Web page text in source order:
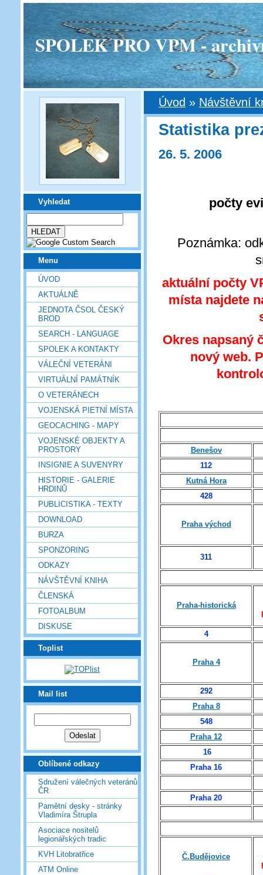
SPOLEK PRO VPM -
Vyhledat
Menu
ÚVOD
AKTUÁLNĚ
JEDNOTA ČSOL ČESKÝ
BROD
SEARCH - LANGUAGE
SPOLEK A KONTAKTY
VÁLEČNÍ VETERÁNI
VIRTUÁLNÍ PAMÁTNÍK
O VETERÁNECH
VOJENSKÁ PIETNÍ MÍSTA
GEOCACHING - MAPY
VOJENSKÉ OBJEKTY A
PROSTORY
INSIGNIE A SUVENYRY
HISTORIE - GALERIE
HRDINŮ
PUBLICISTIKA - TEXTY
DOWNLOAD
BURZA
SPONZORING
ODKAZY
NÁVŠTĚVNÍ KNIHA
ČLENSKÁ
FOTOALBUM
DISKUSE
Toplist
Mail list
Oblíbené odkazy
Sdružení válečných veteránů
ČR
Pamětní desky - stránky
Vladimíra Štrupla
Asociace nositelů
legionářských tradic
KVH Litobratřice
ATM Online
Úvod » Návštěvní
Statistika
26. 5. 2006
počty
Poznámka:
aktuální počty
místa najdete
Okres napsaný
nový web.
Benešov
112
Kutná Hora
428
Praha východ
311
Praha-historická
4
Praha 4
292
Praha 8
548
Praha 12
16
Praha 16
Praha 20
Č.Budějovice